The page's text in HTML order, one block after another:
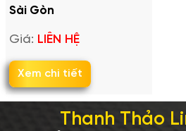
Sài Gòn
Giá: LIÊN HỆ
Xem chi tiết
Thanh Thảo